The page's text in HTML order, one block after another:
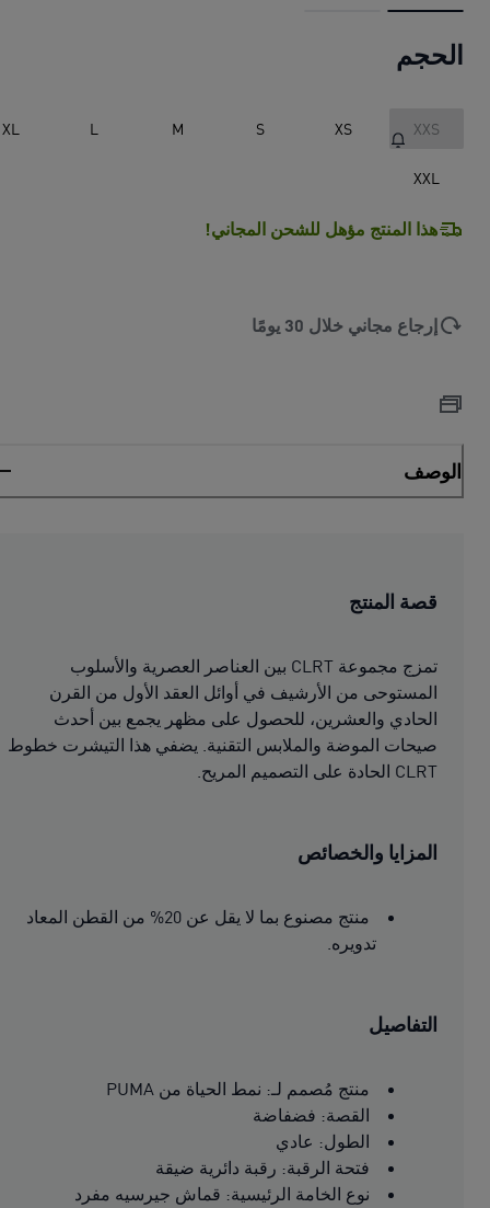
الحجم
XXS
XS
S
M
L
XL
XXL
هذا المنتج مؤهل للشحن المجاني!
إرجاع مجاني خلال 30 يومًا
الوصف
قصة المنتج
تمزج مجموعة CLRT بين العناصر العصرية والأسلوب
المستوحى من الأرشيف في أوائل العقد الأول من القرن
الحادي والعشرين، للحصول على مظهر يجمع بين أحدث
صيحات الموضة والملابس التقنية. يضفي هذا التيشرت خطوط
CLRT الحادة على التصميم المريح.
المزايا والخصائص
منتج مصنوع بما لا يقل عن 20% من القطن المعاد
تدويره.
التفاصيل
منتج مُصمم لـ: نمط الحياة من PUMA
القصة: فضفاضة
الطول: عادي
فتحة الرقبة: رقبة دائرية ضيقة
نوع الخامة الرئيسية: قماش جيرسيه مفرد